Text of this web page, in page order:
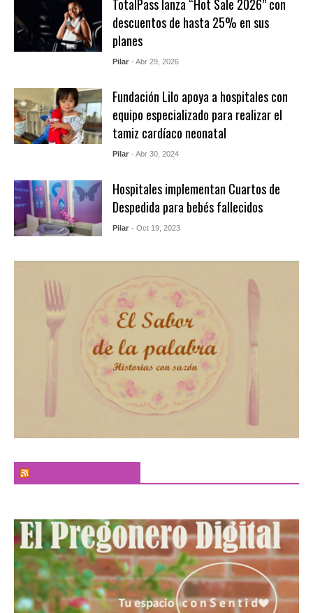
TotalPass lanza “Hot Sale 2026” con
descuentos de hasta 25% en sus
planes
Pilar - Abr 29, 2026
Fundación Lilo apoya a hospitales con
equipo especializado para realizar el
tamiz cardíaco neonatal
Pilar - Abr 30, 2024
Hospitales implementan Cuartos de
Despedida para bebés fallecidos
Pilar - Oct 19, 2023